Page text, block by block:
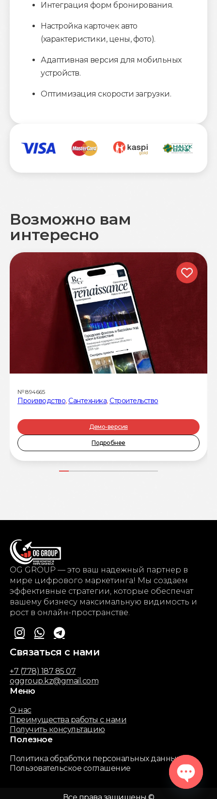
Интеграция форм бронирования.
Настройка карточек авто
(характеристики, цены, фото).
Адаптивная версия для мобильных
устройств.
Оптимизация скорости загрузки.
Возможно вам
интересно
№894665
Производство, Сантехника, Строительство
Демо-версия
Подробнее
OG GROUP — это ваш надежный партнер в
мире цифрового маркетинга! Мы создаем
эффективные стратегии, которые обеспечат
вашему бизнесу максимальную видимость и
рост в онлайн-пространстве.
Связаться с нами
+7 (778) 187 85 07
oggroup.kz@gmail.com
Меню
О нас
Преимущества работы с нами
Получить консультацию
Полезное
Политика обработки персональных данных
Пользовательское соглашение